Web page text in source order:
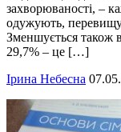
захворюваності, –
одужують,
Зменшується також
29,7% – це […]
Ірина Небесна